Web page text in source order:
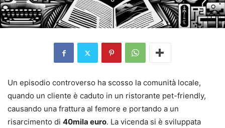
Un episodio controverso ha scosso la comunità locale,
quando un cliente è caduto in un ristorante pet-friendly,
causando una frattura al femore e portando a un
risarcimento di 40mila euro. La vicenda si è sviluppata